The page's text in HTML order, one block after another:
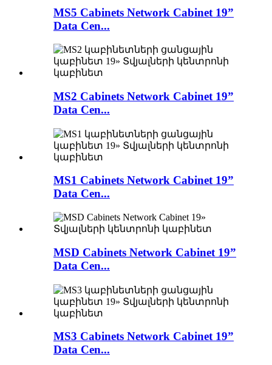
MS5 Cabinets Network Cabinet 19”
Data Cen...
MS2 Cabinets Network Cabinet 19”
Data Cen...
MS1 Cabinets Network Cabinet 19”
Data Cen...
MSD Cabinets Network Cabinet 19”
Data Cen...
MS3 Cabinets Network Cabinet 19”
Data Cen...